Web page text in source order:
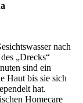
nach
„Drecks“
sind ein
Haut bis sie sich
hat.
Homecare